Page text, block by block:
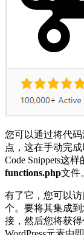
您可以通过将代
点，这在手动完
Code Snippets这
functions.php文件
有了它，您可以访
个。要将其集成
接，然后您将获